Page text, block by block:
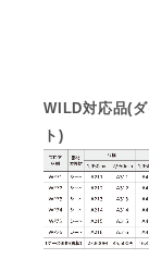
WILD対応品(
ト)